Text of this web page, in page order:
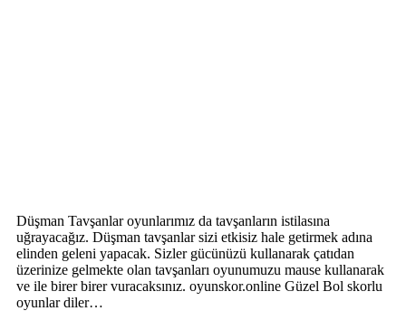
Düşman Tavşanlar oyunlarımız da tavşanların istilasına
uğrayacağız. Düşman tavşanlar sizi etkisiz hale getirmek adına
elinden geleni yapacak. Sizler gücünüzü kullanarak çatıdan
üzerinize gelmekte olan tavşanları oyunumuzu mause kullanarak
ve ile birer birer vuracaksınız. oyunskor.online Güzel Bol skorlu
oyunlar diler…